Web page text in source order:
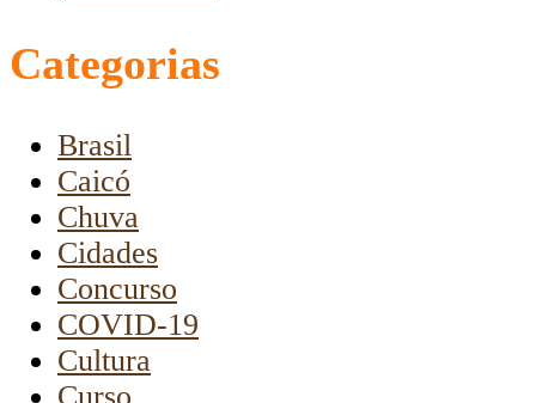
Categorias
Brasil
Caicó
Chuva
Cidades
Concurso
COVID-19
Cultura